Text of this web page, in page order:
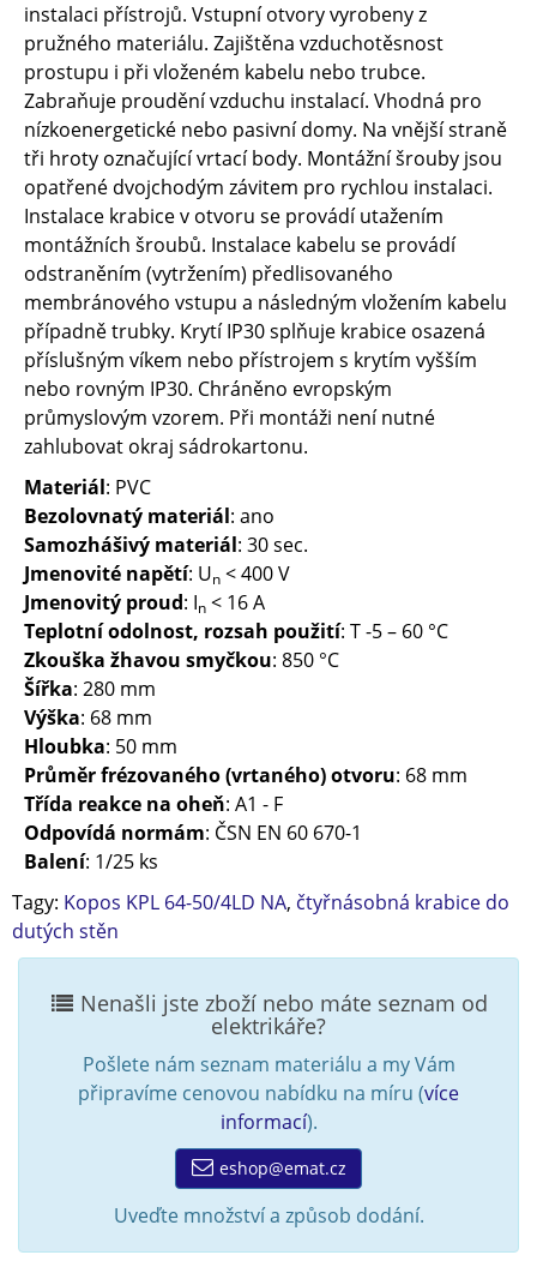
instalaci přístrojů. Vstupní otvory vyrobeny z
pružného materiálu. Zajištěna vzduchotěsnost
prostupu i při vloženém kabelu nebo trubce.
Zabraňuje proudění vzduchu instalací. Vhodná pro
nízkoenergetické nebo pasivní domy. Na vnější straně
tři hroty označující vrtací body. Montážní šrouby jsou
opatřené dvojchodým závitem pro rychlou instalaci.
Instalace krabice v otvoru se provádí utažením
montážních šroubů. Instalace kabelu se provádí
odstraněním (vytržením) předlisovaného
membránového vstupu a následným vložením kabelu
případně trubky. Krytí IP30 splňuje krabice osazená
příslušným víkem nebo přístrojem s krytím vyšším
nebo rovným IP30. Chráněno evropským
průmyslovým vzorem. Při montáži není nutné
zahlubovat okraj sádrokartonu.
Materiál: PVC
Bezolovnatý materiál: ano
Samozhášivý materiál: 30 sec.
Jmenovité napětí: Un < 400 V
Jmenovitý proud: In < 16 A
Teplotní odolnost, rozsah použití: T -5 – 60 °C
Zkouška žhavou smyčkou: 850 °C
Šířka: 280 mm
Výška: 68 mm
Hloubka: 50 mm
Průměr frézovaného (vrtaného) otvoru: 68 mm
Třída reakce na oheň: A1 - F
Odpovídá normám: ČSN EN 60 670-1
Balení: 1/25 ks
Tagy: Kopos KPL 64-50/4LD NA, čtyřnásobná krabice do
dutých stěn
Nenašli jste zboží nebo máte seznam od
elektrikáře?
Pošlete nám seznam materiálu a my Vám
připravíme cenovou nabídku na míru (více
informací).
eshop@emat.cz
Uveďte množství a způsob dodání.